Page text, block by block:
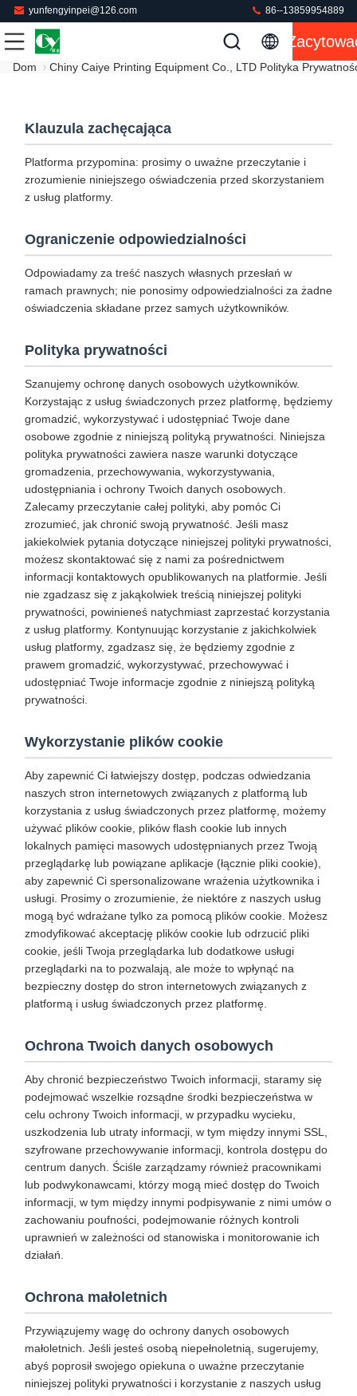
yunfengyinpei@126.com 86--13859954889
Dom Chiny Caiye Printing Equipment Co., LTD Polityka
Klauzula zachęcająca
Platforma przypomina: prosimy o uważne przeczytanie i
zrozumienie niniejszego oświadczenia przed skorzystaniem
z usług platformy.
Ograniczenie odpowiedzialności
Odpowiadamy za treść naszych własnych przesłań w
ramach prawnych; nie ponosimy odpowiedzialności za żadne
oświadczenia składane przez samych użytkowników.
Polityka prywatności
Szanujemy ochronę danych osobowych użytkowników.
Korzystając z usług świadczonych przez platformę, będziemy
gromadzić, wykorzystywać i udostępniać Twoje dane
osobowe zgodnie z niniejszą polityką prywatności. Niniejsza
polityka prywatności zawiera nasze warunki dotyczące
gromadzenia, przechowywania, wykorzystywania,
udostępniania i ochrony Twoich danych osobowych.
Zalecamy przeczytanie całej polityki, aby pomóc Ci
zrozumieć, jak chronić swoją prywatność. Jeśli masz
jakiekolwiek pytania dotyczące niniejszej polityki prywatności,
możesz skontaktować się z nami za pośrednictwem
informacji kontaktowych opublikowanych na platformie. Jeśli
nie zgadzasz się z jakąkolwiek treścią niniejszej polityki
prywatności, powinieneś natychmiast zaprzestać korzystania
z usług platformy. Kontynuując korzystanie z jakichkolwiek
usług platformy, zgadzasz się, że będziemy zgodnie z
prawem gromadzić, wykorzystywać, przechowywać i
udostępniać Twoje informacje zgodnie z niniejszą polityką
prywatności.
Wykorzystanie plików cookie
Aby zapewnić Ci łatwiejszy dostęp, podczas odwiedzania
naszych stron internetowych związanych z platformą lub
korzystania z usług świadczonych przez platformę, możemy
używać plików cookie, plików flash cookie lub innych
lokalnych pamięci masowych udostępnianych przez Twoją
przeglądarkę lub powiązane aplikacje (łącznie pliki cookie),
aby zapewnić Ci spersonalizowane wrażenia użytkownika i
usługi. Prosimy o zrozumienie, że niektóre z naszych usług
mogą być wdrażane tylko za pomocą plików cookie. Możesz
zmodyfikować akceptację plików cookie lub odrzucić pliki
cookie, jeśli Twoja przeglądarka lub dodatkowe usługi
przeglądarki na to pozwalają, ale może to wpłynąć na
bezpieczny dostęp do stron internetowych związanych z
platformą i usług świadczonych przez platformę.
Ochrona Twoich danych osobowych
Aby chronić bezpieczeństwo Twoich informacji, staramy się
podejmować wszelkie rozsądne środki bezpieczeństwa w
celu ochrony Twoich informacji, w przypadku wycieku,
uszkodzenia lub utraty informacji, w tym między innymi SSL,
szyfrowane przechowywanie informacji, kontrola dostępu do
centrum danych. Ściśle zarządzamy również pracownikami
lub podwykonawcami, którzy mogą mieć dostęp do Twoich
informacji, w tym między innymi podpisywanie z nimi umów o
zachowaniu poufności, podejmowanie różnych kontroli
uprawnień w zależności od stanowiska i monitorowanie ich
działań.
Ochrona małoletnich
Przywiązujemy wagę do ochrony danych osobowych
małoletnich. Jeśli jesteś osobą niepełnoletnią, sugerujemy,
abyś poprosił swojego opiekuna o uważne przeczytanie
niniejszej polityki prywatności i korzystanie z naszych usług